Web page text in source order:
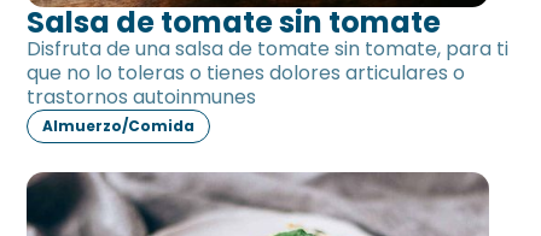
Salsa de tomate sin tomate
Disfruta de una salsa de tomate sin tomate, para ti
que no lo toleras o tienes dolores articulares o
trastornos autoinmunes
Almuerzo/Comida
Berenjena al gratén